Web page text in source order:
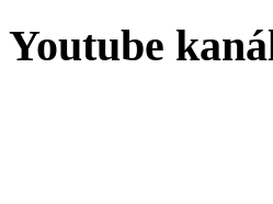
Youtube